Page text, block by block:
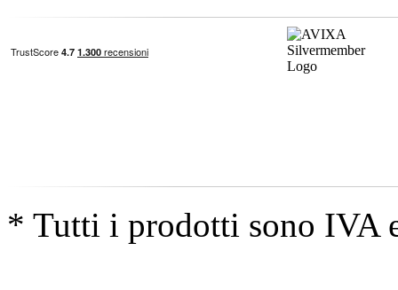
* Tutti i prodotti sono IVA